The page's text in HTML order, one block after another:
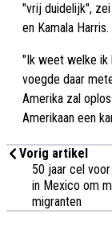
"vrij duidelijk",
en Kamala Harris.
"Ik weet welke ik
voegde daar
Amerika zal
Amerikaan een
Vorig artikel
50 jaar cel
in Mexico om
migranten